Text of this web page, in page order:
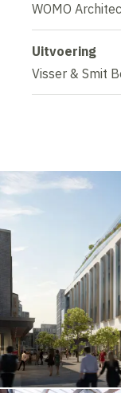
WOMO
Uitvoering
Visser & Smit